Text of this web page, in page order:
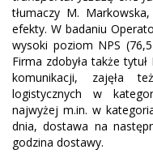
tłumaczy M.
efekty. W badaniu
wysoki poziom NPS
Firma zdobyła także
komunikacji, zajęła
logistycznych w
najwyżej m.in. w
dnia, dostawa na
godzina dostawy.